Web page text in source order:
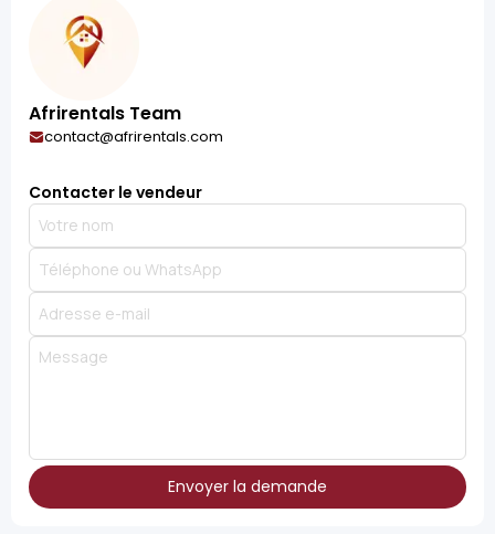
Afrirentals Team
contact@afrirentals.com
Contacter le vendeur
Envoyer la demande